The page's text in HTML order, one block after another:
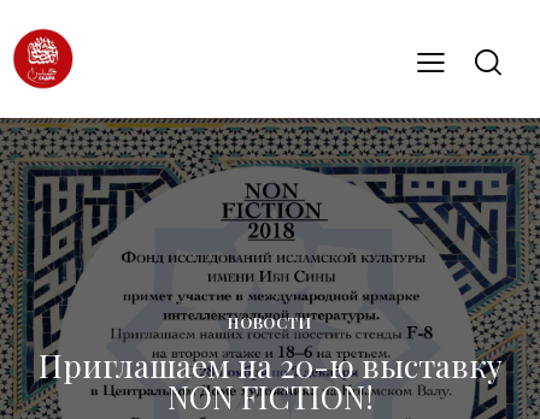
НОВОСТИ
Приглашаем на 20-ю выставку
NON FICTION!